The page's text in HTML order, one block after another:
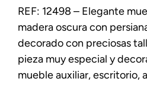
REF: 12498 – Elegante
madera oscura con
decorado con preciosas
pieza muy especial y
mueble auxiliar, escritorio,